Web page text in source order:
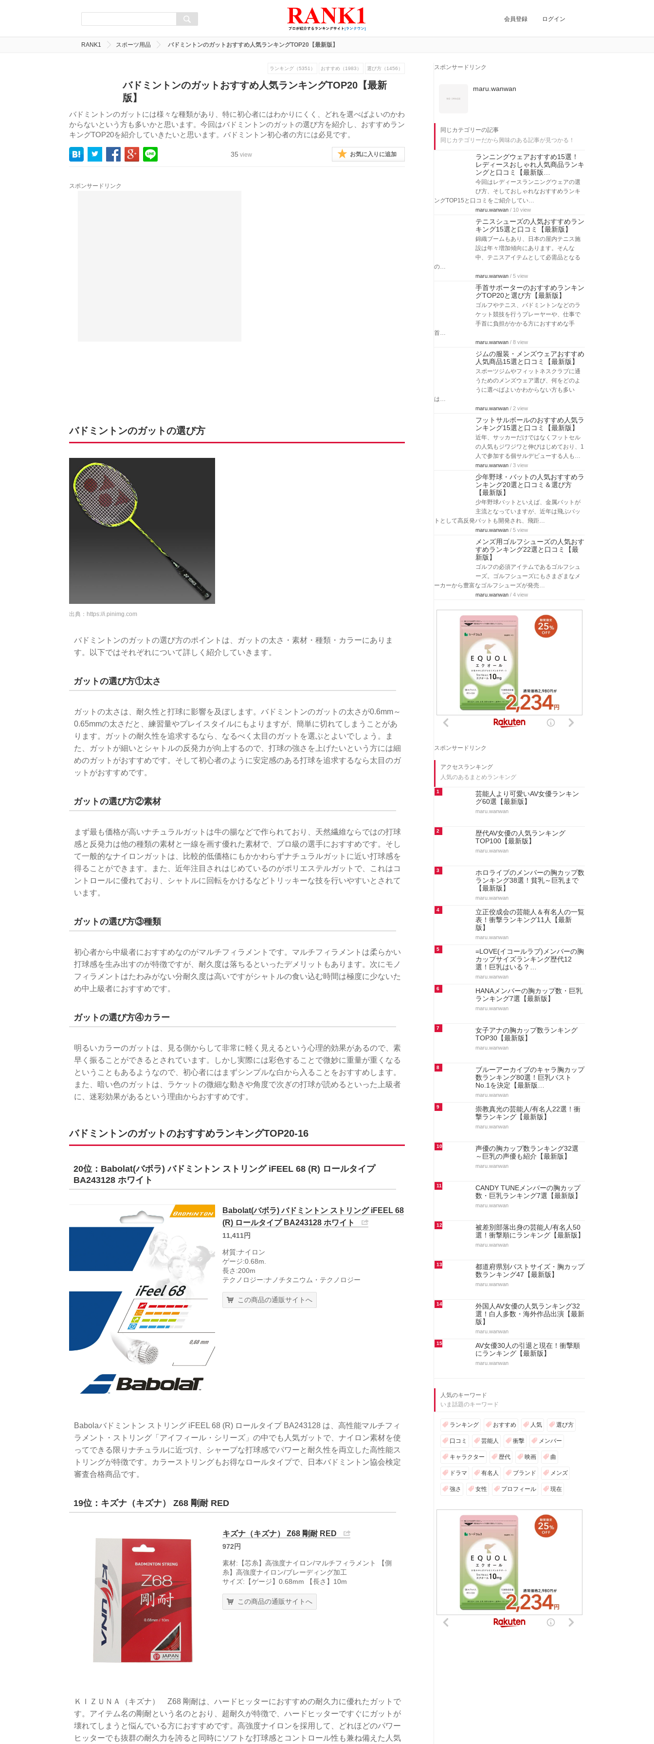
会員登録 ログイン
RANK1 スポーツ用品 バドミントンのガットおすすめ人気ランキングTOP20【最新版】
ランキング（5351） おすすめ（1983） 選び方（1456）
バドミントンのガットおすすめ人気ランキングTOP20【最新
版】
バドミントンのガットには様々な種類があり、特に初心者にはわかりにくく、どれを選べばよいのかわ
からないという方も多いかと思います。今回はバドミントンのガットの選び方を紹介し、おすすめラン
キングTOP20を紹介していきたいと思います。バドミントン初心者の方には必見です。
35 view お気に入りに追加
スポンサードリンク
バドミントンのガットの選び方
出典： https://i.pinimg.com
バドミントンのガットの選び方のポイントは、ガットの太さ・素材・種類・カラーにありま
す。以下ではそれぞれについて詳しく紹介していきます。
ガットの選び方①太さ
ガットの太さは、耐久性と打球に影響を及ぼします。バドミントンのガットの太さが0.6mm～
0.65mmの太さだと、練習量やプレイスタイルにもよりますが、簡単に切れてしまうことがあ
ります。ガットの耐久性を追求するなら、なるべく太目のガットを選ぶとよいでしょう。ま
た、ガットが細いとシャトルの反発力が向上するので、打球の強さを上げたいという方には細
めのガットがおすすめです。そして初心者のように安定感のある打球を追求するなら太目のガ
ットがおすすめです。
ガットの選び方②素材
まず最も価格が高いナチュラルガットは牛の腸などで作られており、天然繊維ならではの打球
感と反発力は他の種類の素材と一線を画す優れた素材で、プロ級の選手におすすめです。そし
て一般的なナイロンガットは、比較的低価格にもかかわらずナチュラルガットに近い打球感を
得ることができます。また、近年注目されはじめているのがポリエステルガットで、これはコ
ントロールに優れており、シャトルに回転をかけるなどトリッキーな技を行いやすいとされて
います。
ガットの選び方③種類
初心者から中級者におすすめなのがマルチフィラメントです。マルチフィラメントは柔らかい
打球感を生み出すのが特徴ですが、耐久度は落ちるといったデメリットもあります。次にモノ
フィラメントはたわみがない分耐久度は高いですがシャトルの食い込む時間は極度に少ないた
め中上級者におすすめです。
ガットの選び方④カラー
明るいカラーのガットは、見る側からして非常に軽く見えるという心理的効果があるので、素
早く振ることができるとされています。しかし実際には彩色することで微妙に重量が重くなる
ということもあるようなので、初心者にはまずシンプルな白から入ることをおすすめします。
また、暗い色のガットは、ラケットの微細な動きや角度で次ぎの打球が読めるといった上級者
に、迷彩効果があるという理由からおすすめです。
バドミントンのガットのおすすめランキングTOP20-16
20位：Babolat(バボラ) バドミントン ストリング iFEEL 68 (R) ロールタイプ
BA243128 ホワイト
Babolat(バボラ) バドミントン ストリング iFEEL 68
(R) ロールタイプ BA243128 ホワイト
11,411円
材質:ナイロン
ゲージ:0.68m.
長さ:200m
テクノロジー:ナノチタニウム・テクノロジー
この商品の通販サイトへ
Babolaバドミントン ストリング iFEEL 68 (R) ロールタイプ BA243128 は、高性能マルチフィ
ラメント・ストリング「アイフィール・シリーズ」の中でも人気ガットで、ナイロン素材を使
ってできる限りナチュラルに近づけ、シャープな打球感でパワーと耐久性を両立した高性能ス
トリングが特徴です。カラーストリングもお得なロールタイプで、日本バドミントン協会検定
審査合格商品です。
19位：キズナ（キズナ） Z68 剛耐 RED
キズナ（キズナ） Z68 剛耐 RED
972円
素材:【芯糸】高強度ナイロン/マルチフィラメント 【側
糸】高強度ナイロン/ブレーディング加工
サイズ:【ゲージ】0.68mm 【長さ】10m
この商品の通販サイトへ
ＫＩＺＵＮＡ（キズナ） Z68 剛耐は、ハードヒッターにおすすめの耐久力に優れたガットで
す。アイテム名の剛耐という名のとおり、超耐久が特徴で、ハードヒッターですぐにガットが
壊れてしまうと悩んでいる方におすすめです。高強度ナイロンを採用して、どれほどのパワー
ヒッターでも抜群の耐久力を誇ると同時にソフトな打球感とコントロール性も兼ね備えた人気
スポンサードリンク
maru.wanwan
同じカテゴリーの記事
同じカテゴリーだから興味のある記事が見つかる！
ランニングウェアおすすめ15選！
レディースおしゃれ人気商品ランキ
ングと口コミ【最新版…
今回はレディースランニングウェアの選
び方、そしておしゃれなおすすめランキ
ングTOP15と口コミをご紹介してい…
maru.wanwan / 10 view
テニスシューズの人気おすすめラン
キング15選と口コミ【最新版】
錦織ブームもあり、日本の屋内テニス施
設は年々増加傾向にあります。そんな
中、テニスアイテムとして必需品となる
の…
maru.wanwan / 5 view
手首サポーターのおすすめランキン
グTOP20と選び方【最新版】
ゴルフやテニス、バドミントンなどのラ
ケット競技を行うプレーヤーや、仕事で
手首に負担がかかる方におすすめな手
首…
maru.wanwan / 8 view
ジムの服装・メンズウェアおすすめ
人気商品15選と口コミ【最新版】
スポーツジムやフィットネスクラブに通
うためのメンズウェア選び、何をどのよ
うに選べばよいかわからない方も多い
は…
maru.wanwan / 2 view
フットサルボールのおすすめ人気ラ
ンキング15選と口コミ【最新版】
近年、サッカーだけではなくフットセル
の人気もジワジワと伸びはじめており、1
人で参加する個サルデビューする人も…
maru.wanwan / 3 view
少年野球・バットの人気おすすめラ
ンキング20選と口コミ＆選び方
【最新版】
少年野球バットといえば、金属バットが
主流となっていますが、近年は飛ぶバッ
トとして高反発バットも開発され、飛距…
maru.wanwan / 5 view
メンズ用ゴルフシューズの人気おす
すめランキング22選と口コミ【最
新版】
ゴルフの必須アイテムであるゴルフシュ
ーズ。ゴルフシューズにもさまざまなメ
ーカーから豊富なゴルフシューズが発売…
maru.wanwan / 4 view
スポンサードリンク
アクセスランキング
人気のあるまとめランキング
1
芸能人より可愛いAV女優ランキン
グ60選【最新版】
maru.wanwan
2
歴代AV女優の人気ランキング
TOP100【最新版】
maru.wanwan
3
ホロライブのメンバーの胸カップ数
ランキング38選！貧乳～巨乳まで
【最新版】
maru.wanwan
4
立正佼成会の芸能人＆有名人の一覧
表！衝撃ランキング11人【最新
版】
maru.wanwan
5
=LOVE(イコールラブ)メンバーの胸
カップサイズランキング歴代12
選！巨乳はいる？…
maru.wanwan
6
HANAメンバーの胸カップ数・巨乳
ランキング7選【最新版】
maru.wanwan
7
女子アナの胸カップ数ランキング
TOP30【最新版】
maru.wanwan
8
ブルーアーカイブのキャラ胸カップ
数ランキング80選！巨乳バスト
No.1を決定【最新版…
maru.wanwan
9
崇教真光の芸能人/有名人22選！衝
撃ランキング【最新版】
maru.wanwan
10
声優の胸カップ数ランキング32選
～巨乳の声優も紹介【最新版】
maru.wanwan
11
CANDY TUNEメンバーの胸カップ
数・巨乳ランキング7選【最新版】
maru.wanwan
12
被差別部落出身の芸能人/有名人50
選！衝撃順にランキング【最新版】
maru.wanwan
13
都道府県別バストサイズ・胸カップ
数ランキング47【最新版】
maru.wanwan
14
外国人AV女優の人気ランキング32
選！白人多数・海外作品出演【最新
版】
maru.wanwan
15
AV女優30人の引退と現在！衝撃順
にランキング【最新版】
maru.wanwan
人気のキーワード
いま話題のキーワード
ランキング おすすめ 人気 選び方
口コミ 芸能人 衝撃 メンバー
キャラクター 歴代 映画 曲
ドラマ 有名人 ブランド メンズ
強さ 女性 プロフィール 現在